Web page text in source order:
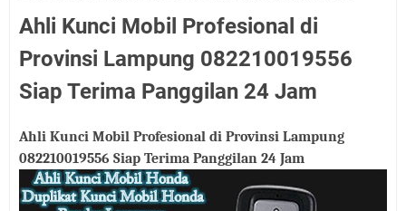
Ahli Kunci Mobil Profesional di
Provinsi Lampung 082210019556
Siap Terima Panggilan 24 Jam
Ahli Kunci Mobil Profesional di Provinsi Lampung
082210019556 Siap Terima Panggilan 24 Jam